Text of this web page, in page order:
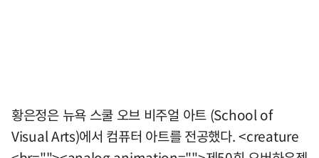
황은정은 뉴욕 스쿨 오브 비주얼 아트 (School of
Visual Arts)에서 컴퓨터 아트를 전공했다. <creature